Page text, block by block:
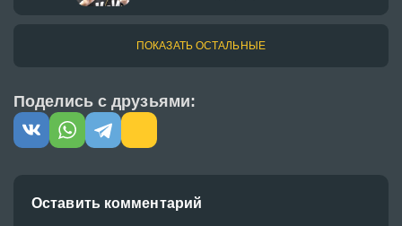
ПОКАЗАТЬ ОСТАЛЬНЫЕ
Поделись с друзьями:
Оставить комментарий